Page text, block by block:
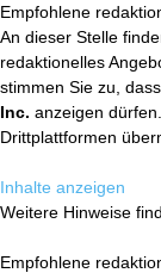
Empfohlene
An dieser Stelle
redaktionelles
stimmen Sie zu,
Inc. anzeigen
Drittplattformen
Inhalte anzeigen
Weitere Hinweise
Empfohlene